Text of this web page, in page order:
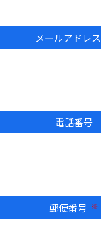
メールアドレス
電話番号
郵便番号